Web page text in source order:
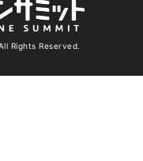
Rights Reserved.